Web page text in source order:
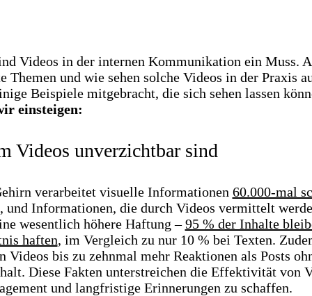
Videos in der internen Kommunikation ein Muss.
Themen und wie sehen solche Videos in der Praxis
Beispiele mitgebracht, die sich sehen lassen
einsteigen:
Videos unverzichtbar sind
verarbeitet visuelle Informationen 60.000-mal
, und Informationen, die durch Videos vermittelt
wesentlich höhere Haftung –95 % der Inhalte
haften, im Vergleich zu nur 10 % bei Texten.
Videos bis zu zehnmal mehr Reaktionen als Posts
Diese Fakten unterstreichen die Effektivität von
und langfristige Erinnerungen zu schaffen.